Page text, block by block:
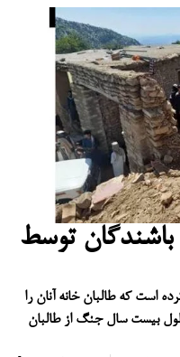
باشندگان توسط
است که طالبان خانه آنان را
طول بیست سال جنگ از طالبان